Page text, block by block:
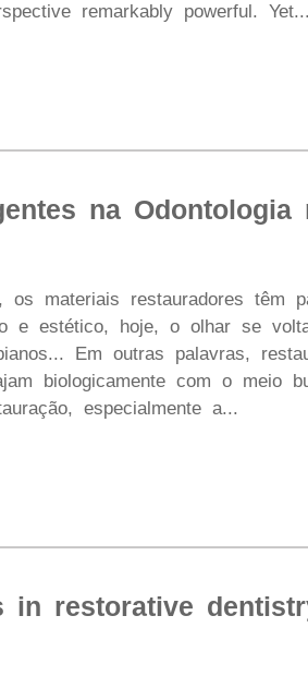
remarkably powerful. Yet...
na
os materiais restauradores têm
e estético, hoje, o olhar se
Em outras palavras,
biologicamente com o meio
especialmente a...
in restorative